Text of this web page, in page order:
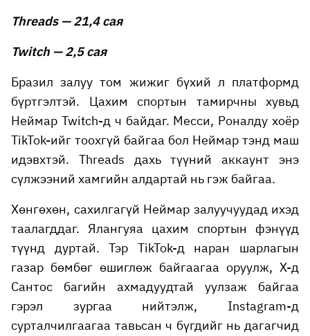
Threads — 21,4 сая
Twitch — 2,5 сая
Бразил залуу том жижиг бүхий л платформд
бүртгэлтэй. Цахим спортын тамирчны хувьд
Неймар Twitch-д ч байдаг. Месси, Роналду хоёр
TikTok-ийг тоохгүй байгаа бол Неймар тэнд маш
идэвхтэй. Threads дахь түүний аккаунт энэ
сүлжээний хамгийн алдартай нь гэж байгаа.
Хөнгөхөн, сахилгагүй Неймар залуучуудад ихэд
таалагддаг. Ялангуяа цахим спортын фэнүүд
түүнд дуртай. Тэр TikTok-д наран шарлагын
газар бөмбөг өшиглөж байгаагаа оруулж, X-д
Сантос багийн ахмадуудтай уулзаж байгаа
гэрэл зургаа нийтэлж, Instagram-д
сурталчилгаагаа тавьсан ч бүгдийг нь дагагчид